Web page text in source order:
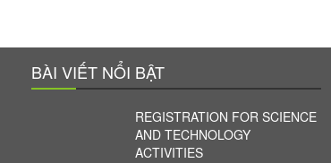
BÀI VIẾT NỔI BẬT
REGISTRATION FOR SCIENCE
AND TECHNOLOGY
ACTIVITIES